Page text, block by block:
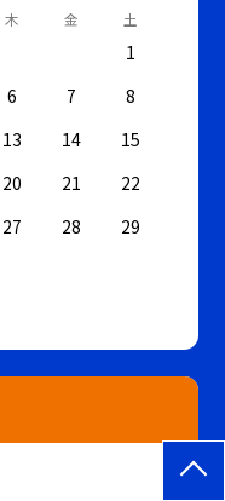
木 金 土
1
6 7
8
13 14
15
20 21
22
27 28
29